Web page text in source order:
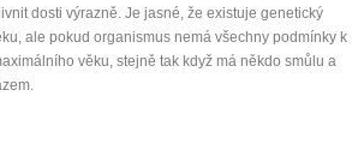
dosti výrazně. Je jasné, že existuje genetický
ale pokud organismus nemá všechny podmínky k
věku, stejně tak když má někdo smůlu a